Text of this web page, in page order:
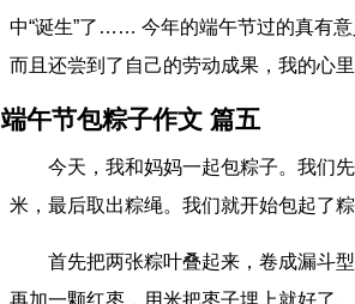
中“诞生”了…… 今年的端午节过的真有
而且还尝到了自己的劳动成果，我的心
端午节包粽子作文 篇五
今天，我和妈妈一起包粽子。我们
米，最后取出粽绳。我们就开始包起了粽
首先把两张粽叶叠起来，卷成漏斗
再加一颗红枣，用米把枣子埋上就好了